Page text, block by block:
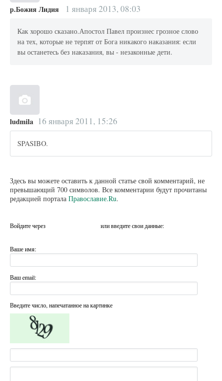
р.Божия Лидия 1 января 2013, 08:03
Как хорошо сказано.Апостол Павел произнес грозное слово
на тех, которые не терпят от Бога никакого наказания: если
вы останетесь без наказания, вы - незаконные дети.
ludmila 16 января 2011, 15:26
SPASIBO.
Здесь вы можете оставить к данной статье свой комментарий, не
превышающий 700 символов. Все комментарии будут прочитаны
редакцией портала Православие.Ru.
Войдите через или введите свои данные:
Ваше имя:
Ваш email:
Введите число, напечатанное на картинке